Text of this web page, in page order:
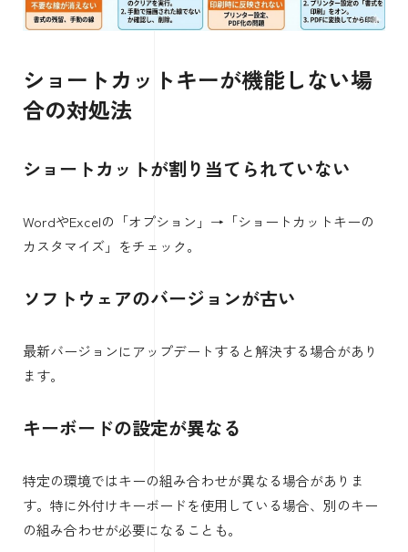
ショートカットキーが機能しない場
合の対処法
ショートカットが割り当てられていない
WordやExcelの「オプション」→「ショートカットキーの
カスタマイズ」をチェック。
ソフトウェアのバージョンが古い
最新バージョンにアップデートすると解決する場合があり
ます。
キーボードの設定が異なる
特定の環境ではキーの組み合わせが異なる場合がありま
す。特に外付けキーボードを使用している場合、別のキー
の組み合わせが必要になることも。